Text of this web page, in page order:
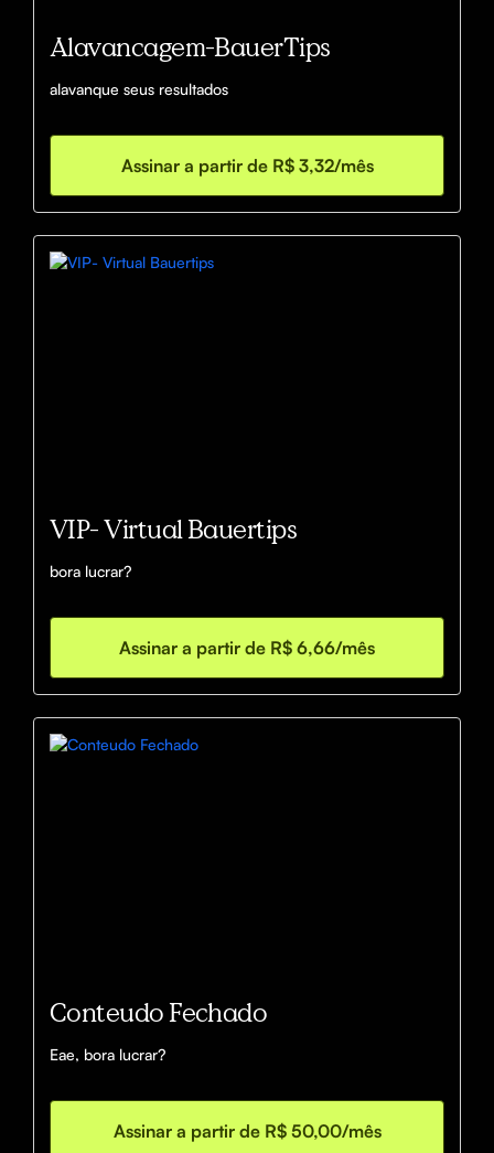
Alavancagem-BauerTips
alavanque seus resultados
Assinar a partir de R$ 3,32/mês
VIP- Virtual Bauertips
bora lucrar?
Assinar a partir de R$ 6,66/mês
Conteudo Fechado
Eae, bora lucrar?
Assinar a partir de R$ 50,00/mês